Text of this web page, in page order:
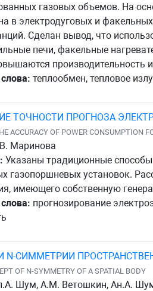
газовых объемов. На
в электродуговых и
Сделан вывод, что
печи, факельные
производительность
теплообмен, тепловое
ТОЧНОСТИ ПРОГНОЗА
ACCURACY OF POWER CONSUMPTION
Маринова
Указаны традиционные
газопоршневых установок.
имеющего собственную
прогнозирование
N-СИММЕТРИИ
OF N-SYMMETRY OF A SPATIAL BODY
Шум, А.М. Ветошкин, Ан.А.